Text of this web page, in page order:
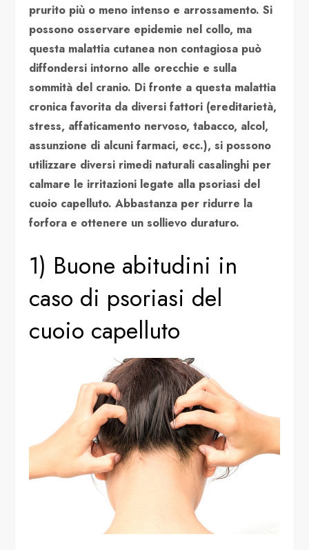
prurito più o meno intenso e arrossamento. Si
possono osservare epidemie nel collo, ma
questa malattia cutanea non contagiosa può
diffondersi intorno alle orecchie e sulla
sommità del cranio. Di fronte a questa malattia
cronica favorita da diversi fattori (ereditarietà,
stress, affaticamento nervoso, tabacco, alcol,
assunzione di alcuni farmaci, ecc.), si possono
utilizzare diversi rimedi naturali casalinghi per
calmare le irritazioni legate alla psoriasi del
cuoio capelluto. Abbastanza per ridurre la
forfora e ottenere un sollievo duraturo.
1) Buone abitudini in
caso di psoriasi del
cuoio capelluto